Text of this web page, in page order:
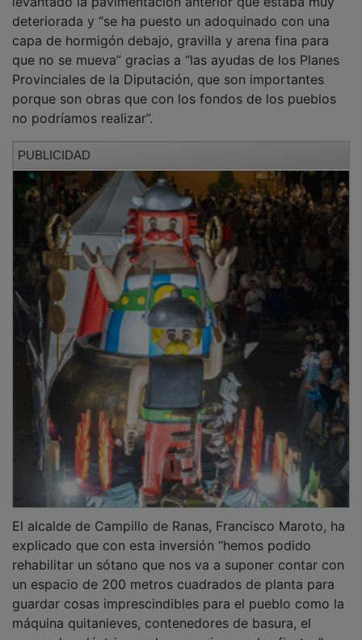
deteriorada y “se ha puesto un adoquinado con una
capa de hormigón debajo, gravilla y arena fina para
que no se mueva” gracias a “las ayudas de los Planes
Provinciales de la Diputación, que son importantes
porque son obras que con los fondos de los pueblos
no podríamos realizar”.
explicado que con esta inversión “hemos podido
rehabilitar un sótano que nos va a suponer contar con
un espacio de 200 metros cuadrados de planta para
guardar cosas imprescindibles para el pueblo como la
máquina quitanieves, contenedores de basura, el
generador eléctrico y el escenario para las fiestas”,